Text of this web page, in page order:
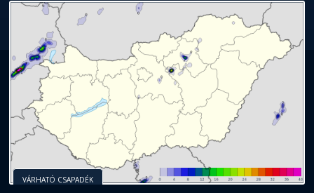
VÁRHATÓ CSAPADÉK